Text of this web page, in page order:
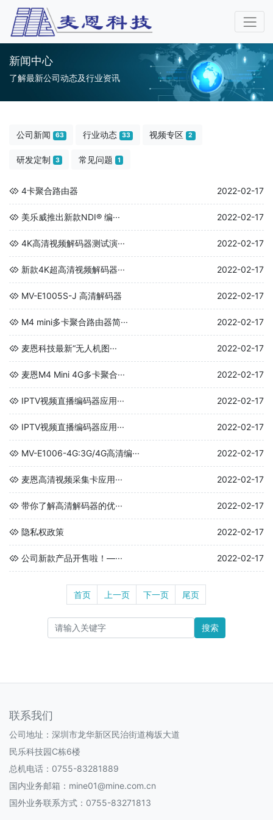
新闻中心
了解最新公司动态及行业资讯
公司新闻 63 行业动态 33 视频专区 2
研发定制 3 常见问题 1
4卡聚合路由器 2022-02-17
美乐威推出新款NDI® 编··· 2022-02-17
4K高清视频解码器测试演··· 2022-02-17
新款4K超高清视频解码器··· 2022-02-17
MV-E1005S-J 高清解码器 2022-02-17
M4 mini多卡聚合路由器简··· 2022-02-17
麦恩科技最新“无人机图··· 2022-02-17
麦恩M4 Mini 4G多卡聚合··· 2022-02-17
IPTV视频直播编码器应用··· 2022-02-17
IPTV视频直播编码器应用··· 2022-02-17
MV-E1006-4G:3G/4G高清编··· 2022-02-17
麦恩高清视频采集卡应用··· 2022-02-17
带你了解高清解码器的优··· 2022-02-17
隐私权政策 2022-02-17
公司新款产品开售啦！—··· 2022-02-17
首页 上一页 下一页 尾页
搜索
联系我们
公司地址：深圳市龙华新区民治街道梅坂大道
民乐科技园C栋6楼
总机电话：0755-83281889
国内业务邮箱：mine01@mine.com.cn
国外业务联系方式：0755-83271813